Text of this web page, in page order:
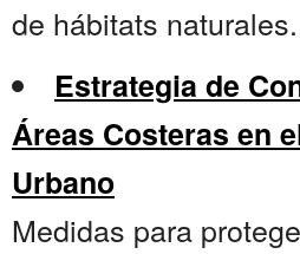
de hábitats
Estrategia de
Áreas Costeras en
Urbano
Medidas para